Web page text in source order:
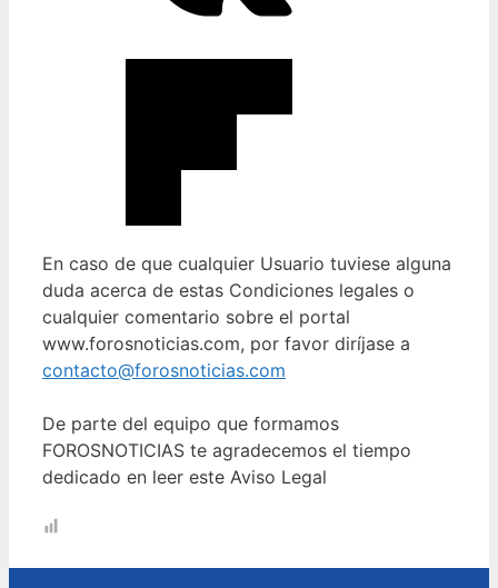
En caso de que cualquier Usuario tuviese alguna
duda acerca de estas Condiciones legales o
cualquier comentario sobre el portal
www.forosnoticias.com, por favor diríjase a
contacto@forosnoticias.com
De parte del equipo que formamos
FOROSNOTICIAS te agradecemos el tiempo
dedicado en leer este Aviso Legal